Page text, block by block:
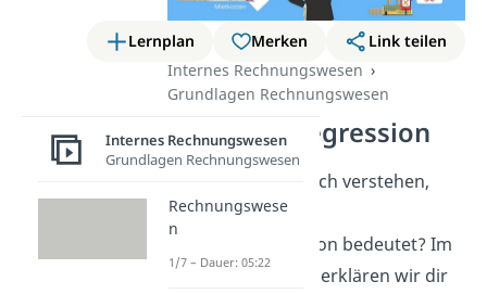
Lernplan Merken
Link teilen
Internes Rechnungswesen
Grundlagen Rechnungswesen
Fixkostendegression
Du möchtest endlich verstehen,
was der Begriff
Fixkostendegression bedeutet? Im
folgenden Beitrag erklären wir dir
Internes Rechnungswesen
Grundlagen Rechnungswesen
Rechnungswese
n
1/7 – Dauer: 05:22